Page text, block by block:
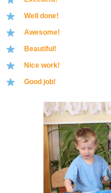
Well done!
Awesome!
Beautiful!
Nice work!
Good job!